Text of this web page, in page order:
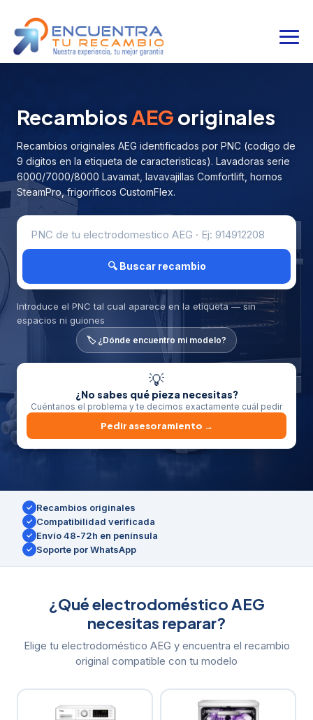
RecambiosAEGoriginales
Recambios originales AEG identificados por PNC (codigo de
9 digitos en la etiqueta de caracteristicas). Lavadoras serie
6000/7000/8000 Lavamat, lavavajillas Comfortlift, hornos
SteamPro, frigorificos CustomFlex.
🔍 Buscar recambio
Introduce el PNC tal cual aparece en la etiqueta — sin
espacios ni guiones
🏷️ ¿Dónde encuentro mi modelo?
💡
¿No sabes qué pieza necesitas?
Cuéntanos el problema y te decimos exactamente cuál pedir
Pedir asesoramiento →
✓ Recambios originales
✓ Compatibilidad verificada
✓ Envío 48-72h en península
✓ Soporte por WhatsApp
¿Qué electrodoméstico AEG
necesitas reparar?
Elige tu electrodoméstico AEG y encuentra el recambio
original compatible con tu modelo